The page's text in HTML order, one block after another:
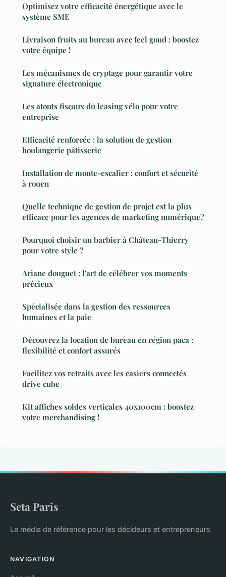
Optimisez votre efficacité énergétique avec le
système SME
Livraison fruits au bureau avec feel goud : boostez
votre équipe !
Les mécanismes de cryptage pour garantir votre
signature électronique
Les atouts fiscaux du leasing vélo pour votre
entreprise
Efficacité renforcée : la solution de gestion
boulangerie pâtisserie
Installation de monte-escalier : confort et sécurité
à rouen
Quelle technique de gestion de projet est la plus
efficace pour les agences de marketing numérique?
Pourquoi choisir un barbier à Château-Thierry
pour votre style ?
Ariane douguet : l'art de célébrer vos moments
précieux
Spécialisée dans la gestion des ressources
humaines et la paie
Découvrez la location de bureau en région paca :
flexibilité et confort assurés
Facilitez vos retraits avec les casiers connectés
drive cube
Kit affiches soldes verticales 40x100cm : boostez
votre merchandising !
Seta Paris
Le média de référence pour les décideurs et entrepreneurs
NAVIGATION